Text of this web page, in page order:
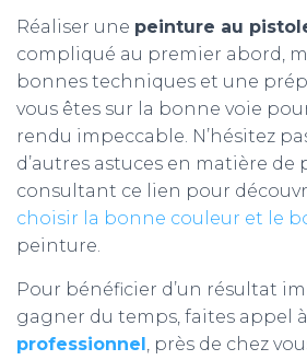
Réaliser une peinture au
compliqué au premier abord,
bonnes techniques et une
vous êtes sur la bonne voie
rendu impeccable. N’hésitez
d’autres astuces en matière de
consultant ce lien pour
choisir la bonne couleur et le
peinture.
Pour bénéficier d’un résultat
gagner du temps, faites appel
professionnel, près de chez